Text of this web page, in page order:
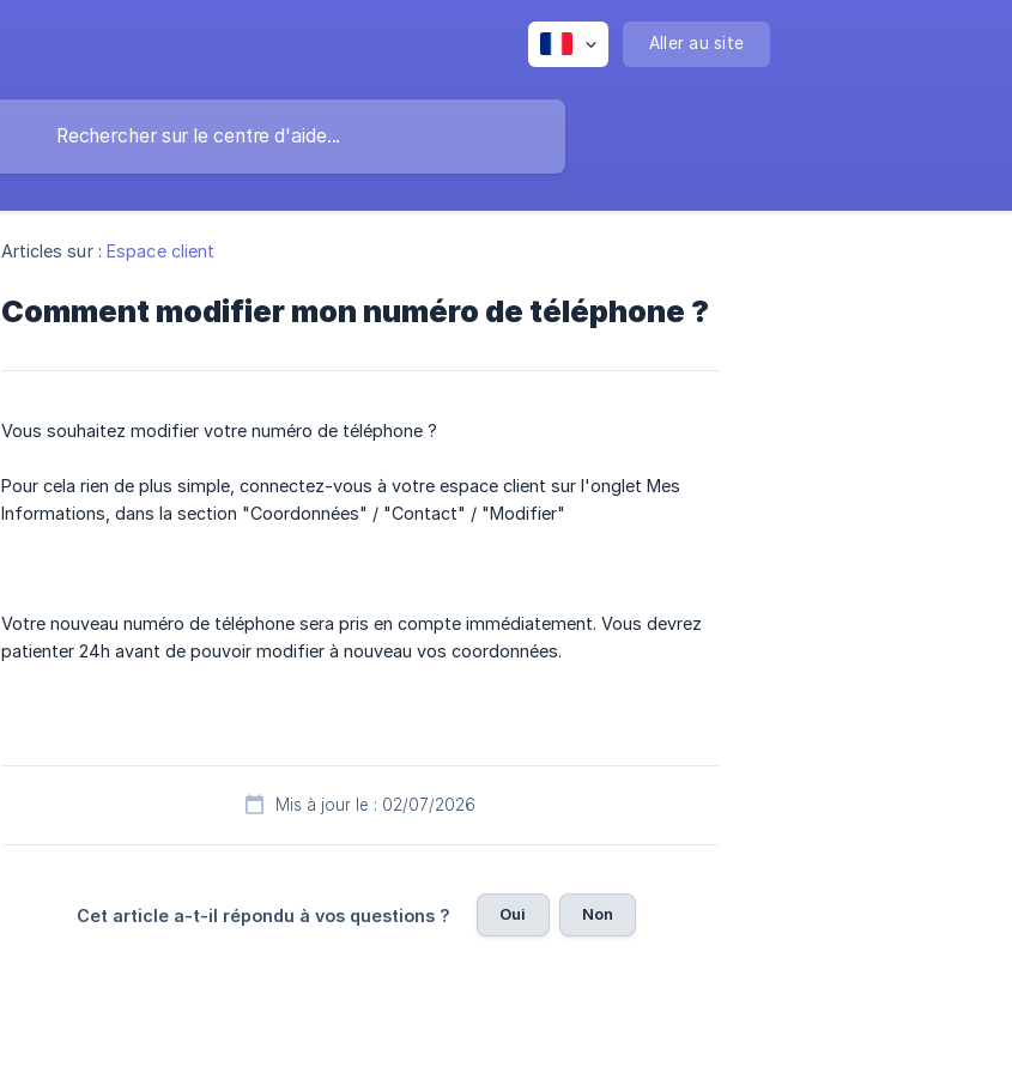
Aller au site
Articles sur : Espace client
Comment modifier mon numéro de téléphone ?
Vous souhaitez modifier votre numéro de téléphone ?
Pour cela rien de plus simple, connectez-vous à votre espace client sur l'onglet Mes
Informations, dans la section "Coordonnées" / "Contact" / "Modifier"
Votre nouveau numéro de téléphone sera pris en compte immédiatement. Vous devrez
patienter 24h avant de pouvoir modifier à nouveau vos coordonnées.
Mis à jour le : 02/07/2026
Cet article a-t-il répondu à vos questions ? Oui Non